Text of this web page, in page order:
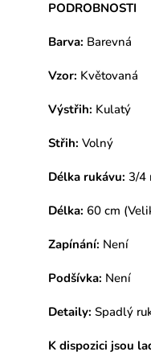
PODROBNOSTI
Barva: Barevná
Vzor: Květovaná
Výstřih: Kulatý
Střih: Volný
Délka rukávu: 3/4
Délka: 60 cm
Zapínání: Není
Podšívka: Není
Detaily: Spadlý
K dispozici jsou